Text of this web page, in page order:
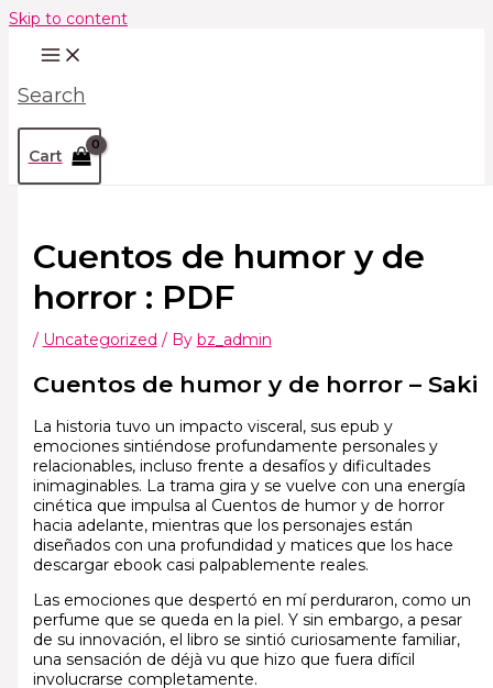
Skip to content
Search
Cart
Cuentos de humor y de
horror : PDF
/ Uncategorized / By bz_admin
Cuentos de humor y de horror – Saki
La historia tuvo un impacto visceral, sus epub y
emociones sintiéndose profundamente personales y
relacionables, incluso frente a desafíos y dificultades
inimaginables. La trama gira y se vuelve con una energía
cinética que impulsa al Cuentos de humor y de horror
hacia adelante, mientras que los personajes están
diseñados con una profundidad y matices que los hace
descargar ebook casi palpablemente reales.
Las emociones que despertó en mí perduraron, como un
perfume que se queda en la piel. Y sin embargo, a pesar
de su innovación, el libro se sintió curiosamente familiar,
una sensación de déjà vu que hizo que fuera difícil
involucrarse completamente.